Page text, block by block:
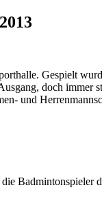
Gespielt
doch
und